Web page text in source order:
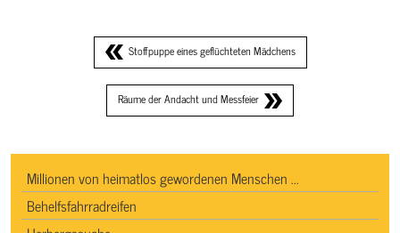
Stoffpuppe eines geflüchteten Mädchens
Räume der Andacht und Messfeier
Millionen von heimatlos gewordenen Menschen ...
Behelfsfahrradreifen